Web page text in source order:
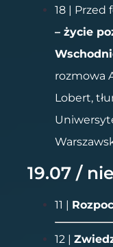
18 | Przed
– życie
rozmowa
Lobert,
19.07 /
11 |
12 |